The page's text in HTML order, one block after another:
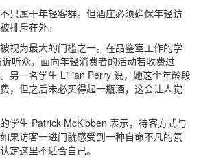
属于年轻客群。但酒庄必须确保年轻访
排斥在外。
为最大的门槛之一。在品鉴室工作的学
听众，面向年轻消费者的活动若收费过
另一名学生 Lillian Perry 说，她这个年龄段
，但之后未必买得起一瓶酒，这会让人觉
生 Patrick McKibben 表示，待客方式与
果访客一进门就感受到一种自命不凡的氛
定这里不适合自己。